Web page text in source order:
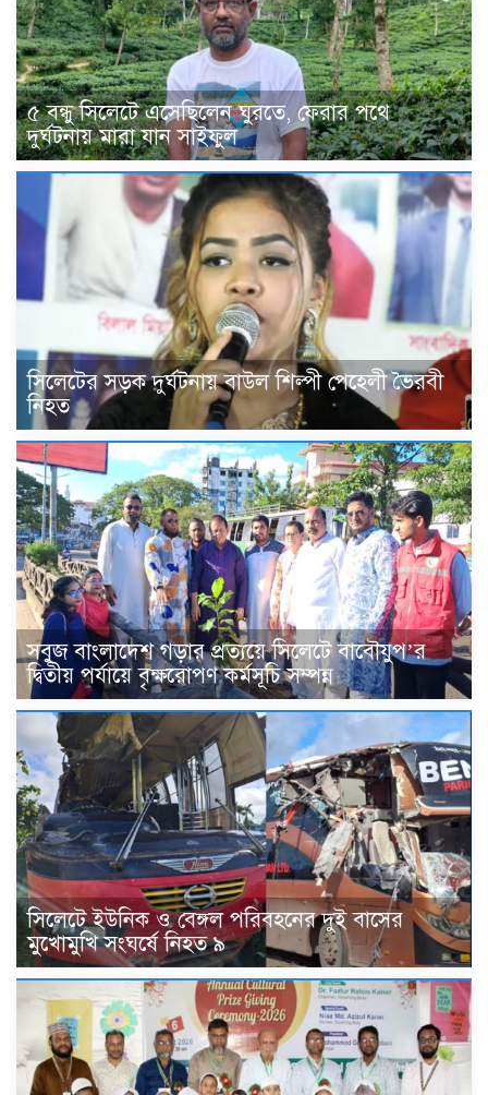
৫ বন্ধু সিলেটে এসেছিলেন ঘুরতে, ফেরার পথে
দুর্ঘটনায় মারা যান সাইফুল
সিলেটের সড়ক দুর্ঘটনায় বাউল শিল্পী পেহেলী ভৈরবী
নিহত
সবুজ বাংলাদেশ গড়ার প্রত্যয়ে সিলেটে বাবৌযুপ’র
দ্বিতীয় পর্যায়ে বৃক্ষরোপণ কর্মসূচি সম্পন্ন
সিলেটে ইউনিক ও বেঙ্গল পরিবহনের দুই বাসের
মুখোমুখি সংঘর্ষে নিহত ৯